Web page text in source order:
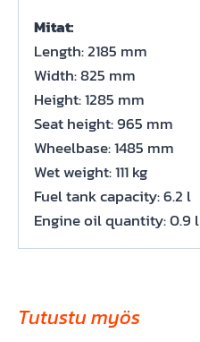
Mitat:
Length: 2185 mm
Width: 825 mm
Height: 1285 mm
Seat height: 965 mm
Wheelbase: 1485 mm
Wet weight: 111 kg
Fuel tank capacity: 6.2 l
Engine oil quantity: 0.9 l
Tutustu myös